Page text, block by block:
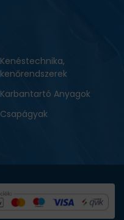
Kenéstechnika,
kenőrendszerek
Karbantartó Anyagok
Csapágyak